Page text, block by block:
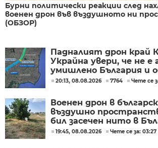
Бурни политически реакции след
военен дрон във въздушното ни
(ОБЗОР)
Падналият дрон край
Украйна увери, че не е
умишлено България и
разследване
20:13, 08.08.2026 7764 Чете се
Военен дрон в
въздушно
бил засечен нито в
Румъния?
19:45, 08.08.2026 Чете се за: